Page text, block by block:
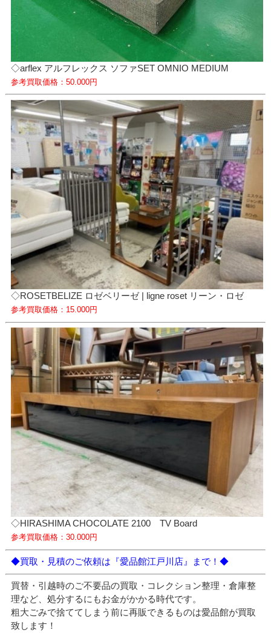
◇arflex アルフレックス ソファSET OMNIO MEDIUM
参考買取価格：50.000円
◇ROSETBELIZE ロゼベリーゼ | ligne roset リーン・ロゼ
参考買取価格：15.000円
◇HIRASHIMA CHOCOLATE 2100 TV Board
参考買取価格：30.000円
◆買取・見積のご依頼は『愛品館江戸川店』まで！◆
買替・引越時のご不要品の買取・コレクション整理・倉庫整
理など、処分するにもお金がかかる時代です。
粗大ごみで捨ててしまう前に再販できるものは愛品館が買取
致します！